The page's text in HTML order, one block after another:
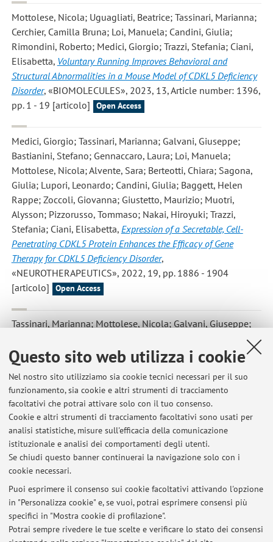
Questo sito web utilizza i cookie
Nel nostro sito utilizziamo sia cookie tecnici necessari per il suo
funzionamento, sia cookie e altri strumenti di tracciamento
facoltativi che potrai attivare solo con il tuo consenso.
Cookie e altri strumenti di tracciamento facoltativi sono usati per
analisi statistiche, misure sull'efficacia della comunicazione
istituzionale e analisi dei comportamenti degli utenti.
Se chiudi questo banner continuerai la navigazione solo con i
cookie necessari.
Puoi esprimere il consenso sui cookie facoltativi attivando l'opzione
in "Personalizza cookie" e, se vuoi, potrai esprimere consensi più
specifici in "Mostra cookie di profilazione".
Potrai sempre rivedere le tue scelte e verificare lo stato dei consensi
Mottolese, Nicola; Uguagliati, Beatrice; Tassinari, Marianna;
Cerchier, Camilla Bruna; Loi, Manuela; Candini, Giulia;
Rimondini, Roberto; Medici, Giorgio; Trazzi, Stefania; Ciani,
Elisabetta, Voluntary Running Improves Behavioral and
Structural Abnormalities in a Mouse Model of CDKL5 Deficiency
Disorder, «BIOMOLECULES», 2023, 13, Article number: 1396,
pp. 1 - 19 [articolo]
Open Access
Medici, Giorgio; Tassinari, Marianna; Galvani, Giuseppe;
Bastianini, Stefano; Gennaccaro, Laura; Loi, Manuela;
Mottolese, Nicola; Alvente, Sara; Berteotti, Chiara; Sagona,
Giulia; Lupori, Leonardo; Candini, Giulia; Baggett, Helen
Rappe; Zoccoli, Giovanna; Giustetto, Maurizio; Muotri,
Alysson; Pizzorusso, Tommaso; Nakai, Hiroyuki; Trazzi,
Stefania; Ciani, Elisabetta, Expression of a Secretable, Cell-
Penetrating CDKL5 Protein Enhances the Efficacy of Gene
Therapy for CDKL5 Deficiency Disorder,
«NEUROTHERAPEUTICS», 2022, 19, pp. 1886 - 1904
[articolo]
Open Access
Tassinari, Marianna; Mottolese, Nicola; Galvani, Giuseppe;
Ferrara, Domenico; Gennaccaro, Laura; Loi, Manuela; Medici,
Giorgio; Candini, Giulia; Rimondini, Roberto; Ciani,
Elisabetta; Trazzi, Stefania
Brain Development and Behavioral Performance in a Mouse
Model of CDKL5 Deficiency Disorder, «INTERNATIONAL
JOURNAL OF MOLECULAR SCIENCES», 2022, 23, Article
number: 8719, pp. 1 - 23 [articolo] Open Access
Ultimi avvisi
Al momento non sono presenti avvisi.